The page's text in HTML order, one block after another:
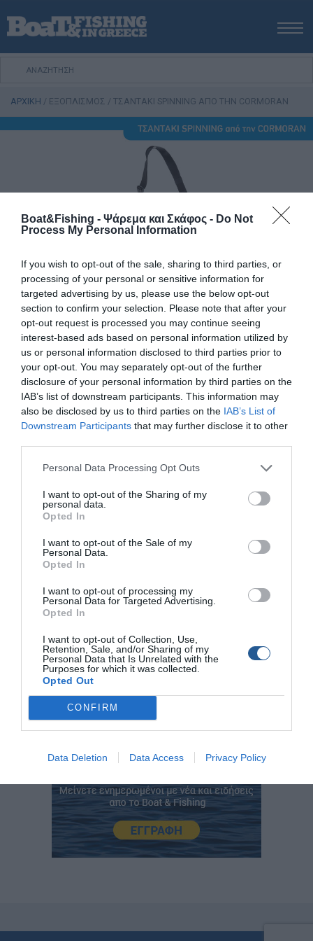
Boat&Fishing - Ψάρεμα και Σκάφος - Do Not
Process My Personal Information
If you wish to opt-out of the sale, sharing to third parties, or
processing of your personal or sensitive information for
targeted advertising by us, please use the below opt-out
section to confirm your selection. Please note that after your
opt-out request is processed you may continue seeing
interest-based ads based on personal information utilized by
us or personal information disclosed to third parties prior to
your opt-out. You may separately opt-out of the further
disclosure of your personal information by third parties on the
IAB’s list of downstream participants. This information may
also be disclosed by us to third parties on the IAB’s List of
Downstream Participants that may further disclose it to other
Personal Data Processing Opt Outs
I want to opt-out of the Sharing of my
personal data.
Opted In
I want to opt-out of the Sale of my
Personal Data.
Opted In
I want to opt-out of processing my
Personal Data for Targeted Advertising.
Opted In
I want to opt-out of Collection, Use,
Retention, Sale, and/or Sharing of my
Personal Data that Is Unrelated with the
Purposes for which it was collected.
Opted Out
CONFIRM
Data Deletion Data Access Privacy Policy
ΑΡΧΙΚΗ
ΕΚΔΟΣΕΙΣ
ΨΑΡΕΜΑ ΑΠΟ ΑΚΤΗ
ΣΚΑΦΟΣ
VIDEO
ΕΞΟΠΛΙΣΜΟΣ
ΘΕΣΣΑΛΟΝΙΚΗ BOAT & FISHING SHOW 2025
BOAT & FISHING SHOW 2025
ΑΡΧΙΚΗ / ΕΞΟΠΛΙΣΜΟΣ / TΣΑΝΤΑΚΙ SPINNING AΠΟ ΤΗΝ CORMORAN
TΣΑΝΤΑΚΙ SPINNING AΠΟ ΤΗΝ CORMORAN
Πολύ πρακτικό τσαντάκι για την τεχνική τουspinning , του
egingκαι του shore jigging. Έχει διαστάσεις 30Χ10Χ20
(ΜΧΠΧΥ) και µπορεί να φιλοξενήσει τουλάχιστον δύο
µεγάλες θήκες για τεχνητά και αναλώσιµα-µικροεργαλεία.
∆ιαθέτει επίσης ιµάντες στερέωσης για τη µέση και το
δύο ανεξάρτητες θήκες που κλείνουν µε φερµουάρ.
Αξίζει να αναφέρουµε ότι η εµπρός θήκη ανοίγει τελείως
και δηµιουργεί µία πλατφόρµα που κρατάει το πλαστικό
κουτί µε τα τεχνητά σε οριζόντια θέση. Εύκολα
προσβάσιµο και πολύ λειτουργικό. Ένα απολύτως
χρήσιµο και απαραίτητο εργαλείο για κάθε
stalker.
ΕΝ ΠΛΩ ΚΑΛΑΪΤΖΗ